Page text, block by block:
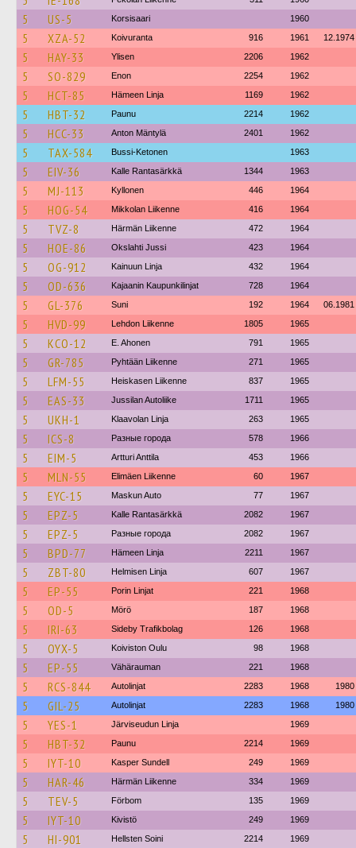
5 US-5 Korsisaari 1960
5 XZA-52 Koivuranta 916 1961 12.1974
5 HAY-33 Ylisen 2206 1962
5 SO-829 Enon 2254 1962
5 HCT-85 Hämeen Linja 1169 1962
5 HBT-32 Paunu 2214 1962
5 HCC-33 Anton Mäntylä 2401 1962
5 TAX-584 Bussi-Ketonen 1963
5 EIV-36 Kalle Rantasärkkä 1344 1963
5 MJ-113 Kyllonen 446 1964
5 HOG-54 Mikkolan Liikenne 416 1964
5 TVZ-8 Härmän Liikenne 472 1964
5 HOE-86 Okslahti Jussi 423 1964
5 OG-912 Kainuun Linja 432 1964
5 OD-636 Kajaanin Kaupunkilinjat 728 1964
5 GL-376 Suni 192 1964 06.1981
5 HVD-99 Lehdon Liikenne 1805 1965
5 KCO-12 E. Ahonen 791 1965
5 GR-785 Pyhtään Liikenne 271 1965
5 LFM-55 Heiskasen Liikenne 837 1965
5 EAS-33 Jussilan Autoliike 1711 1965
5 UKH-1 Klaavolan Linja 263 1965
5 ICS-8 Разные города 578 1966
5 EIM-5 Artturi Anttila 453 1966
5 MLN-55 Elimäen Liikenne 60 1967
5 EYC-15 Maskun Auto 77 1967
5 EPZ-5 Kalle Rantasärkkä 2082 1967
5 EPZ-5 Разные города 2082 1967
5 BPD-77 Hämeen Linja 2211 1967
5 ZBT-80 Helmisen Linja 607 1967
5 EP-55 Porin Linjat 221 1968
5 OD-5 Mörö 187 1968
5 IRI-63 Sideby Trafikbolag 126 1968
5 OYX-5 Koiviston Oulu 98 1968
5 EP-55 Vähärauman 221 1968
5 RCS-844 Autolinjat 2283 1968 1980
5 GIL-25 Autolinjat 2283 1968 1980
5 YES-1 Järviseudun Linja 1969
5 HBT-32 Paunu 2214 1969
5 IYT-10 Kasper Sundell 249 1969
5 HAR-46 Härmän Liikenne 334 1969
5 TEV-5 Förbom 135 1969
5 IYT-10 Kivistö 249 1969
5 HI-901 Hellsten Soini 2214 1969